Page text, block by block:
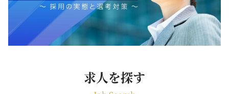
求人を探す